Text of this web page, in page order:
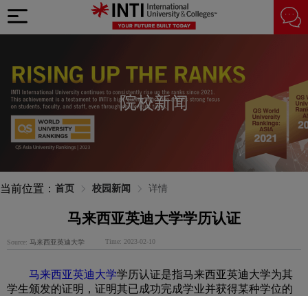
院校新闻
当前位置： 首页 校园新闻 详情
马来西亚英迪大学学历认证
Source: 马来西亚英迪大学 Time: 2023-02-10
马来西亚英迪大学学历认证是指马来西亚英迪大学为其
学生颁发的证明，证明其已成功完成学业并获得某种学位的